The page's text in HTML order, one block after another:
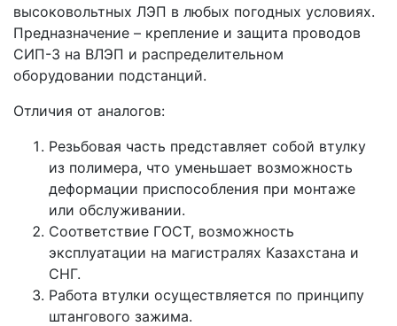
высоковольтных ЛЭП в любых погодных условиях.
Предназначение – крепление и защита проводов
СИП-3 на ВЛЭП и распределительном
оборудовании подстанций.
Отличия от аналогов:
Резьбовая часть представляет собой втулку
из полимера, что уменьшает возможность
деформации приспособления при монтаже
или обслуживании.
Соответствие ГОСТ, возможность
эксплуатации на магистралях Казахстана и
СНГ.
Работа втулки осуществляется по принципу
штангового зажима.